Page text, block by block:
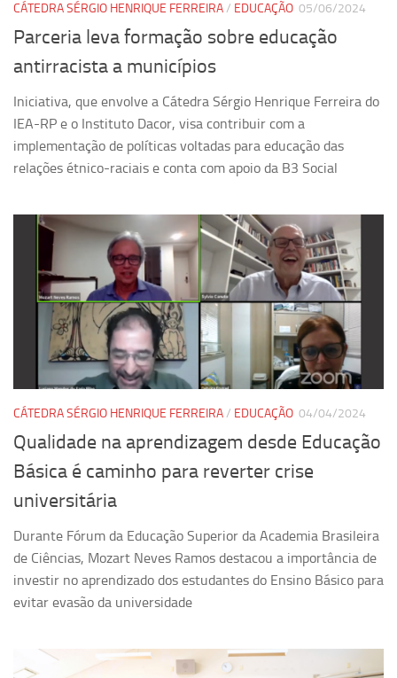
Programas Ano Sabático Encerrados
Cíntia Rosa Pereira de Lima
Cristina Godoy Bernardo de Oliveira (FDRP)
Evandro Eduardo Seron Ruiz
Fabiana Cristina Severi (FDRP)
Fernando de Lima Caneppele
Maria Paula Costa Bertran
Professor Sênior
Professores Seniores Encerrados
Institucional
Polo Ribeirão Preto
Equipe
Estrutura do polo
Espaço de Eventos
Projetos
Pint of Science
USP Analisa
Clipping
CÁTEDRA SÉRGIO HENRIQUE FERREIRA/ EDUCAÇÃO 05/06/2024
Parceria leva formação sobre educação
antirracista a municípios
Iniciativa, que envolve a Cátedra Sérgio Henrique Ferreira do
IEA-RP e o Instituto Dacor, visa contribuir com a
implementação de políticas voltadas para educação das
relações étnico-raciais e conta com apoio da B3 Social
CÁTEDRA SÉRGIO HENRIQUE FERREIRA/ EDUCAÇÃO 04/04/2024
Qualidade na aprendizagem desde Educação
Básica é caminho para reverter crise
universitária
Durante Fórum da Educação Superior da Academia Brasileira
de Ciências, Mozart Neves Ramos destacou a importância de
investir no aprendizado dos estudantes do Ensino Básico para
evitar evasão da universidade